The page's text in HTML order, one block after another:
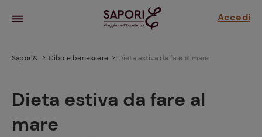
Accedi
Sapori& Cibo e benessere Dieta estiva da fare al mare
Dieta estiva da fare al
mare